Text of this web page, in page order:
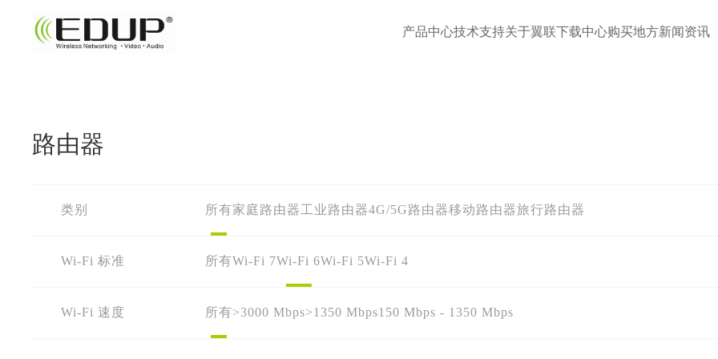
产品中心技术支持关于翼联下载中心购买地方新闻资讯
路由器
类别 所有家庭路由器工业路由器4G/5G路由器移动路由器旅行路由器
Wi-Fi 标准 所有Wi-Fi 7Wi-Fi 6Wi-Fi 5Wi-Fi 4
Wi-Fi 速度 所有>3000 Mbps>1350 Mbps150 Mbps - 1350 Mbps